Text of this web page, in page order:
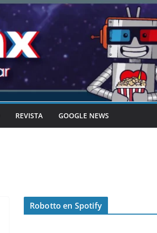
REVISTA GOOGLE NEWS
Robotto en Spotify